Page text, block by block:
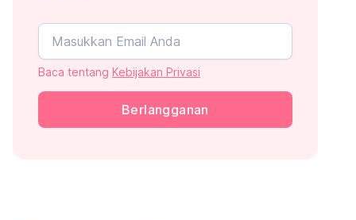
Baca tentang Kebijakan Privasi
Berlangganan